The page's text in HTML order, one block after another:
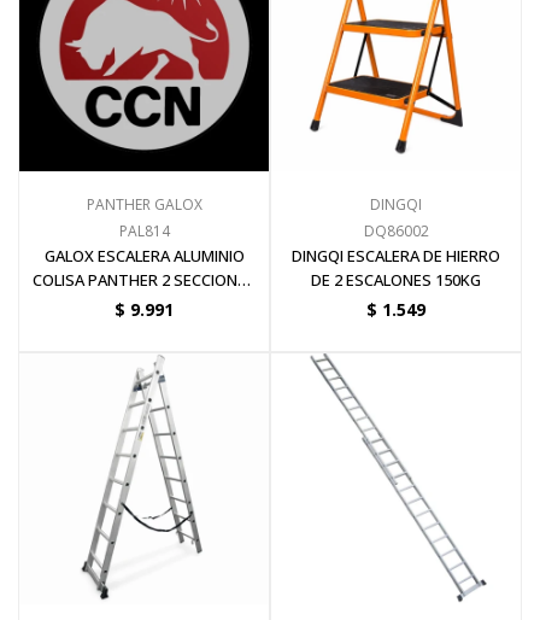
PANTHER GALOX
PAL814
GALOX ESCALERA ALUMINIO
COLISA PANTHER 2 SECCIONES
x 14 ESCA
$ 9.991
DINGQI
DQ86002
DINGQI ESCALERA DE HIERRO
DE 2 ESCALONES 150KG
$ 1.549
Electricidad
Herramientas Eléctrica y Batería
Generadores
Hogar
Pinturas y Accesorios